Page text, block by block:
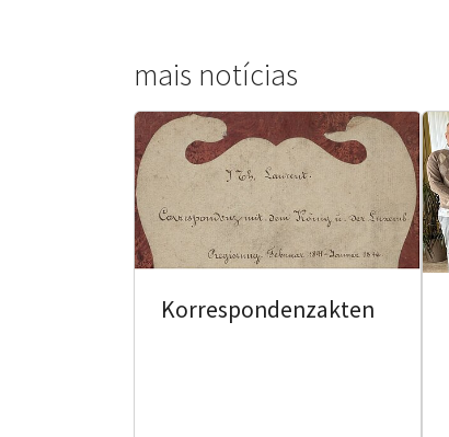
mais notícias
Korrespondenzakten